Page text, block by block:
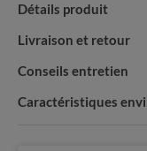
Détails produit
Livraison et retour
Conseils entretien
Caractéristiques